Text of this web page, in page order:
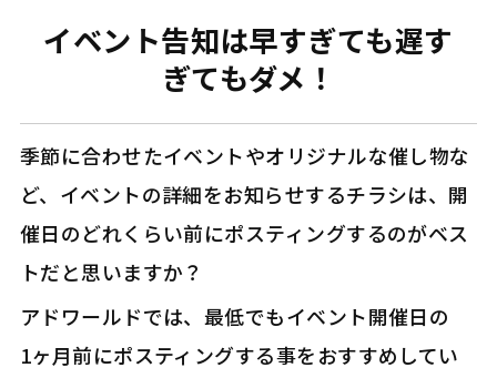
イベント告知は早すぎても遅す
ぎてもダメ！
季節に合わせたイベントやオリジナルな催し物な
ど、イベントの詳細をお知らせするチラシは、開
催日のどれくらい前にポスティングするのがベス
トだと思いますか？
アドワールドでは、最低でもイベント開催日の
1ヶ月前にポスティングする事をおすすめしてい